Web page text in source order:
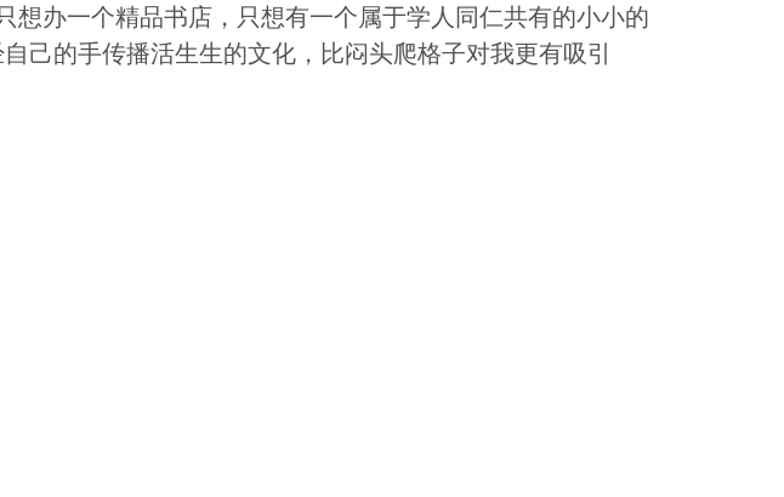
想办一个精品书店，只想有一个属于学人同仁共有的小小的
己的手传播活生生的文化，比闷头爬格子对我更有吸引